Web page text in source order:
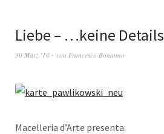
Liebe – …keine Details
30 März ’10 von Francesco Bonanno
Macelleria d’Arte presenta: